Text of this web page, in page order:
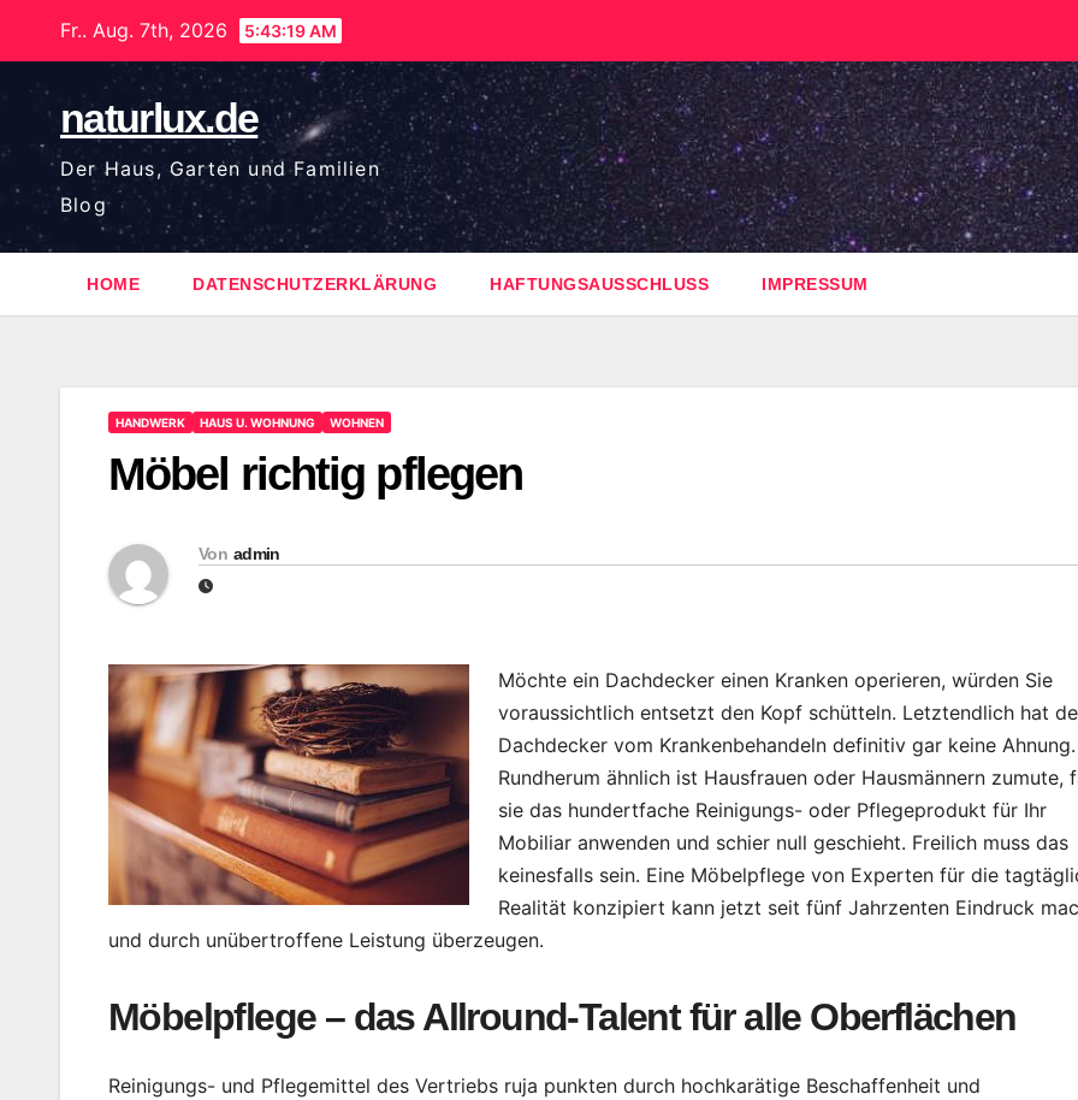
springen
Fr.. Aug. 7th, 2026 5:43:20 AM
naturlux.de
Der Haus, Garten und Familien
Blog
HOME DATENSCHUTZERKLÄRUNG HAFTUNGSAUSSCHLUSS IMPRESSUM
HANDWERK HAUS U. WOHNUNG WOHNEN
Möbel richtig pflegen
Von admin
Möchte ein Dachdecker einen Kranken operieren, würden Sie
voraussichtlich entsetzt den Kopf schütteln. Letztendlich hat
Dachdecker vom Krankenbehandeln definitiv gar keine Ahnung.
Rundherum ähnlich ist Hausfrauen oder Hausmännern zumute,
sie das hundertfache Reinigungs- oder Pflegeprodukt für Ihr
Mobiliar anwenden und schier null geschieht. Freilich muss das
keinesfalls sein. Eine Möbelpflege von Experten für die
Realität konzipiert kann jetzt seit fünf Jahrzenten Eindruck
und durch unübertroffene Leistung überzeugen.
Möbelpflege – das Allround-Talent für alle Oberflächen
Reinigungs- und Pflegemittel des Vertriebs ruja punkten durch hochkarätige Beschaffenheit und